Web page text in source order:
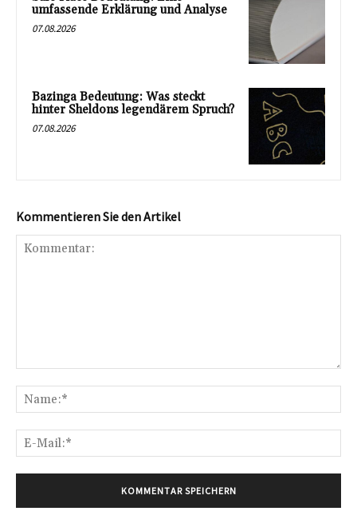
umfassende Erklärung und Analyse
07.08.2026
Bazinga Bedeutung: Was steckt
hinter Sheldons legendärem Spruch?
07.08.2026
Kommentieren Sie den Artikel